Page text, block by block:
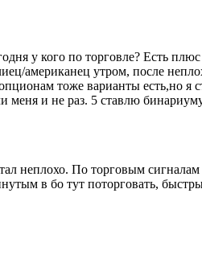
у кого по торговле? Есть плюс
американец утром, после
тоже варианты есть,но я
меня и не раз. 5 ставлю
неплохо. По торговым
в бо тут поторговать,